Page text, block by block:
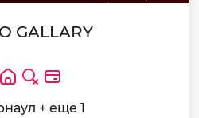
GALLARY
+ еще 1